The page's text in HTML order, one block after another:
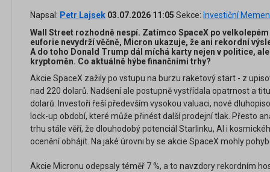
Napsal: Petr Lajsek 03.07.2026 11:05 Sekce: Investiční
Wall Street rozhodně nespí. Zatímco SpaceX po
euforie nevydrží věčně, Micron ukazuje, že ani rekordní
A do toho Donald Trump dál míchá karty nejen v politice,
kryptoměn. Co aktuálně hýbe finančními trhy?
Akcie SpaceX zažily po vstupu na burzu raketový start - z
nad 220 dolarů. Nadšení ale postupně vystřídala opatrnost a
dolarů. Investoři řeší především vysokou valuaci, nové
lock-up období, které může přinést další prodejní tlak. Přesto
trhu stále věří, že dlouhodobý potenciál Starlinku, AI i
ocenění obhájit. Na jaké úrovni by se akcie SpaceX mohly
Akcie Micronu odepsaly téměř 7 %, a to navzdory rekordním